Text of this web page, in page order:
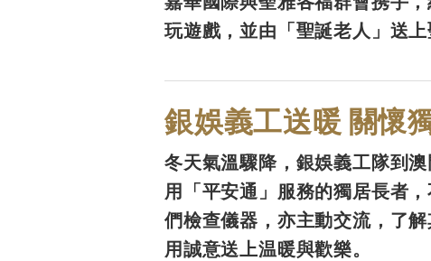
玩遊戲，並由「聖誕老人」送
銀娛義工送暖 關懷
冬天氣溫驟降，銀娛義工隊到
用「平安通」服務的獨居長者
們檢查儀器，亦主動交流，了解
用誠意送上温暖與歡樂。